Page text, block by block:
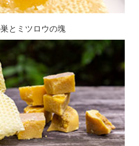
とミツロウの塊